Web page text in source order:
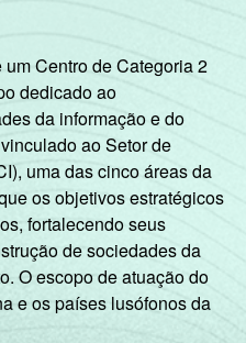
A 85
B 78
C 56
E 27
65
Centro de Categoria 2
dedicado ao
da informação e do
ao Setor de
uma das cinco áreas da
os objetivos estratégicos
fortalecendo seus
de sociedades da
O escopo de atuação do
e os países lusófonos da